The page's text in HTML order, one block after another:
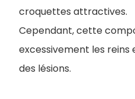
croquettes attractives.
Cependant, cette
excessivement les
des lésions.